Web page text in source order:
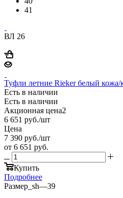
41
ВЛ 26
Туфли летние Rieker белый кожа/
Есть в наличии
Есть в наличии
Акционная цена2
6 651 руб./шт
Цена
7 390 руб./шт
от 6 651 руб.
Купить
Подробнее
Размер_sh—39